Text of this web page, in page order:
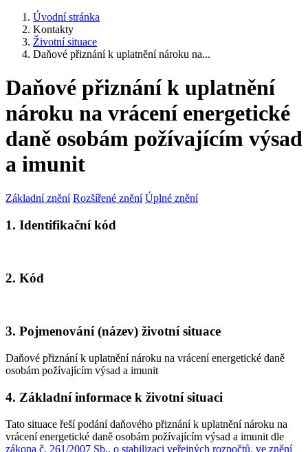
Úvodní stránka
Kontakty
Životní situace
Daňové přiznání k uplatnění nároku na...
Daňové přiznání k uplatnění
nároku na vrácení energetické
daně osobám požívajícím výsad
a imunit
Základní znění Rozšířené znění Úplné znění
1. Identifikační kód
2. Kód
3. Pojmenování (název) životní situace
Daňové přiznání k uplatnění nároku na vrácení energetické daně
osobám požívajícím výsad a imunit
4. Základní informace k životní situaci
Tato situace řeší podání daňového přiznání k uplatnění nároku na
vrácení energetické daně osobám požívajícím výsad a imunit dle
zákona č. 261/2007 Sb., o stabilizaci veřejných rozpočtů, ve znění